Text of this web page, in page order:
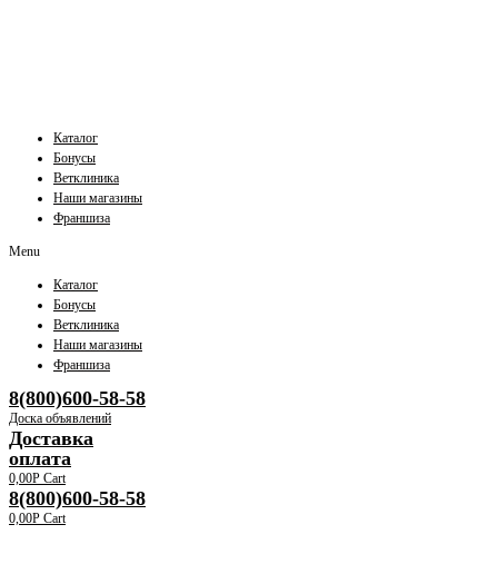
Каталог
Бонусы
Ветклиника
Наши магазины
Франшиза
Menu
Каталог
Бонусы
Ветклиника
Наши магазины
Франшиза
8(800)600-58-58
Доска объявлений
Доставка
оплата
0,00Р Cart
8(800)600-58-58
0,00Р Cart